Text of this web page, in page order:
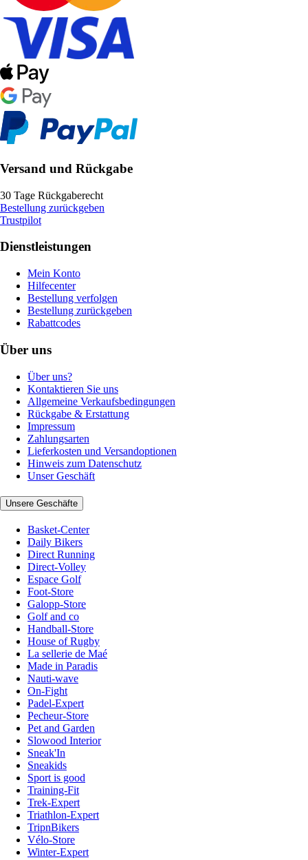
Versand und Rückgabe
30 Tage Rückgaberecht
Bestellung zurückgeben
Trustpilot
Dienstleistungen
Mein Konto
Hilfecenter
Bestellung verfolgen
Bestellung zurückgeben
Rabattcodes
Über uns
Über uns?
Kontaktieren Sie uns
Allgemeine Verkaufsbedingungen
Rückgabe & Erstattung
Impressum
Zahlungsarten
Lieferkosten und Versandoptionen
Hinweis zum Datenschutz
Unser Geschäft
Unsere Geschäfte
Basket-Center
Daily Bikers
Direct Running
Direct-Volley
Espace Golf
Foot-Store
Galopp-Store
Golf and co
Handball-Store
House of Rugby
La sellerie de Maé
Made in Paradis
Nauti-wave
On-Fight
Padel-Expert
Pecheur-Store
Pet and Garden
Slowood Interior
Sneak'In
Sneakids
Sport is good
Training-Fit
Trek-Expert
Triathlon-Expert
TripnBikers
Vélo-Store
Winter-Expert